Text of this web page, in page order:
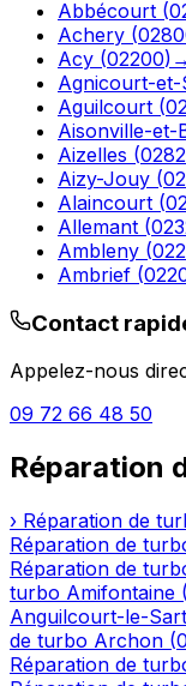
Abbécourt (
Achery (
Acy (02200) →
Agnicourt-et-
Aguilcourt (
Aisonville-et-
Aizelles (
Aizy-Jouy (
Alaincourt (
Allemant (
Ambleny (
Ambrief (
Contact
Appelez-nous
09 72 66 48 50
Réparation
› Réparation de
Réparation de
Réparation de
turbo Amifontaine (
Anguilcourt-le-Sart
de turbo Archon (
Réparation de